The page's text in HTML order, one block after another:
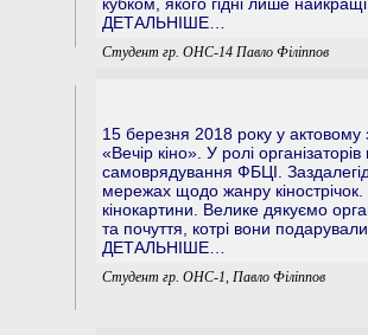
ДЕТАЛЬНІШЕ…
Студент гр. ОНС-14 Павло Філіппов
15 березня 2018 року у актовому
«Вечір кіно». У ролі
самоврядування ФБЦІ.
мережах щодо жанру
кінокартини. Велике дякуємо
та почуття, котрі вони
ДЕТАЛЬНІШЕ…
Студент гр. ОНС-1, Павло Філіппов